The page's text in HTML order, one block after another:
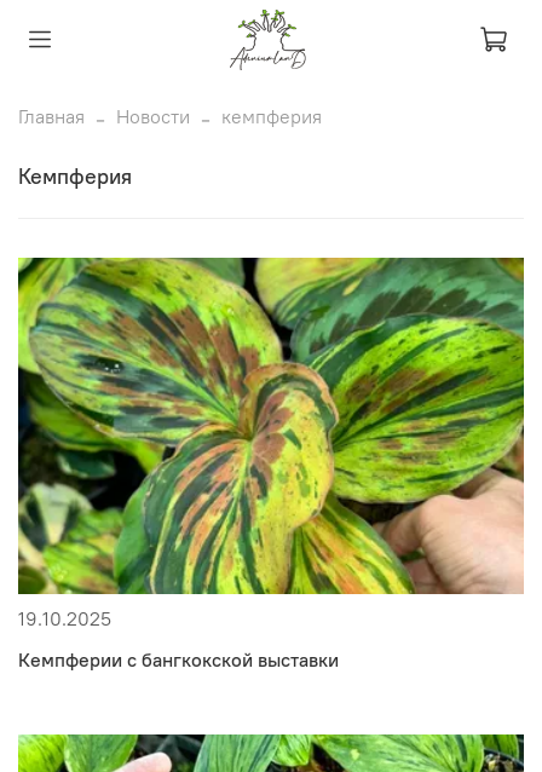
Главная Новости кемпферия
кемпферия
19.10.2025
Кемпферии с бангкокской выставки